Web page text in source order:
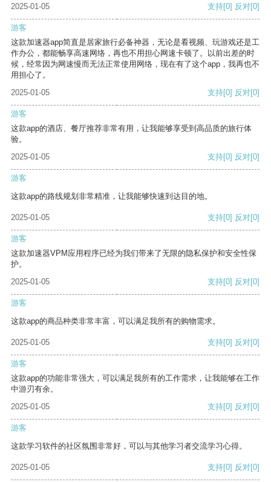
2025-01-05 支持[0] 反对[0]
游客
这款加速器app简直是居家旅行必备神器，无论是看视频、玩游戏还是工
作办公，都能畅享高速网络，再也不用担心网速卡顿了。以前出差的时
候，经常因为网速慢而无法正常使用网络，现在有了这个app，我再也不
用担心了。
2025-01-05
支持[0] 反对[0]
游客
这款app的酒店、餐厅推荐非常有用，让我能够享受到高品质的旅行体
验。
2025-01-05
支持[0] 反对[0]
游客
这款app的路线规划非常精准，让我能够快速到达目的地。
2025-01-05 支持[0] 反对[0]
游客
这款加速器VPM应用程序已经为我们带来了无限的隐私保护和安全性保
护。
2025-01-05
支持[0] 反对[0]
游客
这款app的商品种类非常丰富，可以满足我所有的购物需求。
2025-01-05 支持[0] 反对[0]
游客
这款app的功能非常强大，可以满足我所有的工作需求，让我能够在工作
中游刃有余。
2025-01-05
支持[0] 反对[0]
游客
这款学习软件的社区氛围非常好，可以与其他学习者交流学习心得。
2025-01-05 支持[0] 反对[0]